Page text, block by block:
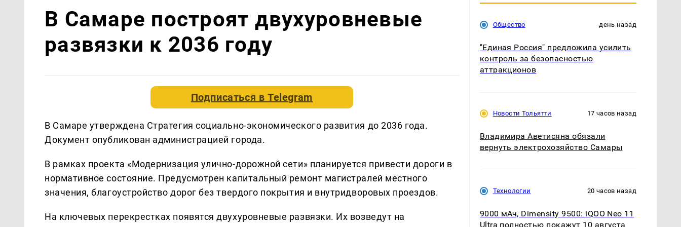
В Самаре построят двухуровневые
развязки к 2036 году
Подписаться вTelegram
В Самаре утверждена Стратегия социально-экономического развития до 2036 года.
Документ опубликован администрацией города.
В рамках проекта «Модернизация улично-дорожной сети» планируется привести дороги в
нормативное состояние. Предусмотрен капитальный ремонт магистралей местного
значения, благоустройство дорог без твердого покрытия и внутридворовых проездов.
На ключевых перекрестках появятся двухуровневые развязки. Их возведут на
Общество день назад
"Единая Россия" предложила усилить
контроль за безопасностью
аттракционов
Новости Тольятти 17 часов назад
Владимира Аветисяна обязали
вернуть электрохозяйство Самары
Технологии 20 часов назад
9000 мАч, Dimensity 9500: iQOO Neo 11
Ultra полностью покажут 10 августа